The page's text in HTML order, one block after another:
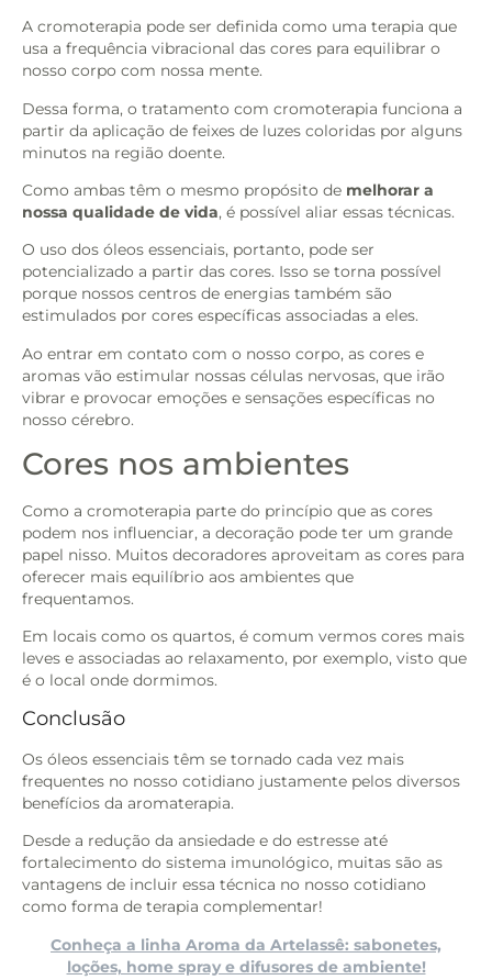
A cromoterapia pode ser definida como uma terapia que
usa a frequência vibracional das cores para equilibrar o
nosso corpo com nossa mente.
Dessa forma, o tratamento com cromoterapia funciona a
partir da aplicação de feixes de luzes coloridas por alguns
minutos na região doente.
Como ambas têm o mesmo propósito de melhorar a
nossa qualidade de vida, é possível aliar essas técnicas.
O uso dos óleos essenciais, portanto, pode ser
potencializado a partir das cores. Isso se torna possível
porque nossos centros de energias também são
estimulados por cores específicas associadas a eles.
Ao entrar em contato com o nosso corpo, as cores e
aromas vão estimular nossas células nervosas, que irão
vibrar e provocar emoções e sensações específicas no
nosso cérebro.
Cores nos ambientes
Como a cromoterapia parte do princípio que as cores
podem nos influenciar, a decoração pode ter um grande
papel nisso. Muitos decoradores aproveitam as cores para
oferecer mais equilíbrio aos ambientes que
frequentamos.
Em locais como os quartos, é comum vermos cores mais
leves e associadas ao relaxamento, por exemplo, visto que
é o local onde dormimos.
Conclusão
Os óleos essenciais têm se tornado cada vez mais
frequentes no nosso cotidiano justamente pelos diversos
benefícios da aromaterapia.
Desde a redução da ansiedade e do estresse até
fortalecimento do sistema imunológico, muitas são as
vantagens de incluir essa técnica no nosso cotidiano
como forma de terapia complementar!
Conheça a linha Aroma da Artelassê: sabonetes,
loções, home spray e difusores de ambiente!